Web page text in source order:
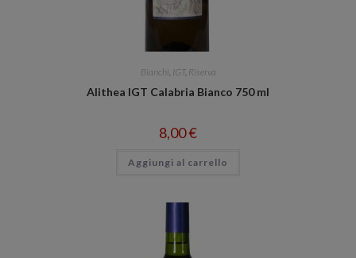
Bianchi, IGT, Riserva
Alithea IGT Calabria Bianco 750 ml
8,00€
Aggiungi al carrello